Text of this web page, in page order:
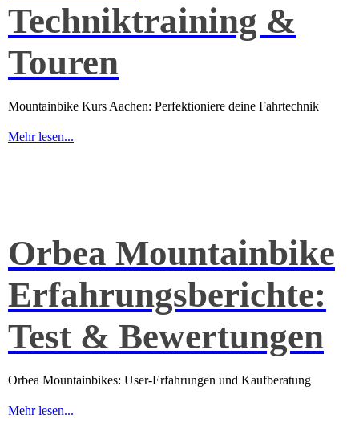
Techniktraining &
Touren
Mountainbike Kurs Aachen: Perfektioniere deine Fahrtechnik
Mehr lesen...
Orbea Mountainbike
Erfahrungsberichte:
Test & Bewertungen
Orbea Mountainbikes: User-Erfahrungen und Kaufberatung
Mehr lesen...